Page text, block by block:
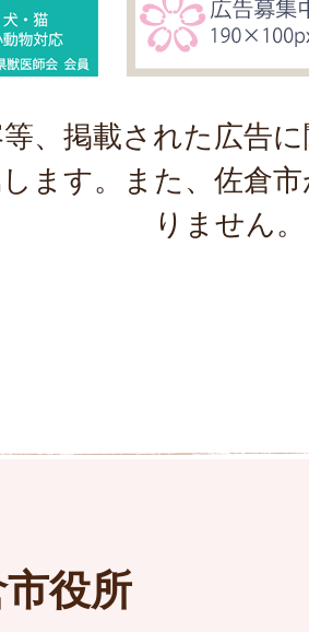
、掲載された広告
ます。また、佐倉
りません。
役所